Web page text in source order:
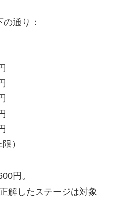
通り：
）
円。
解したステージは対象